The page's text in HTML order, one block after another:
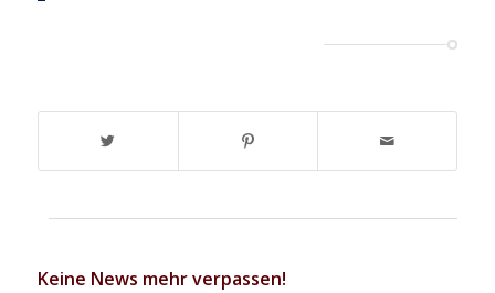
Keine News mehr verpassen!